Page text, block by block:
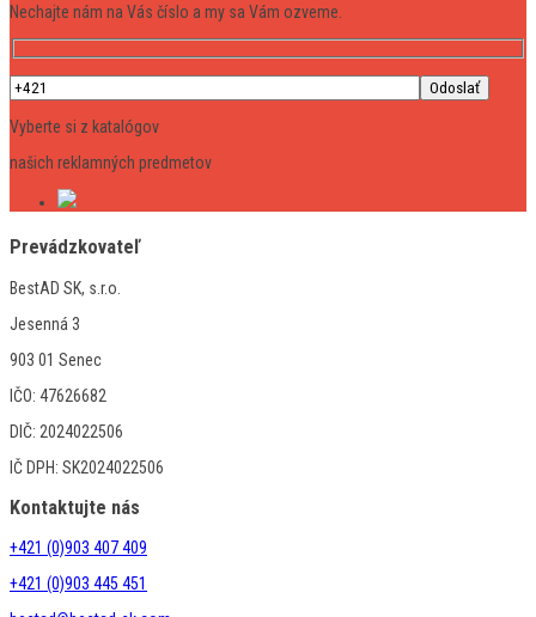
Nechajte nám na Vás číslo a my sa Vám ozveme.
Vyberte si z katalógov
našich reklamných predmetov
Prevádzkovateľ
BestAD SK, s.r.o.
Jesenná 3
903 01 Senec
IČO: 47626682
DIČ: 2024022506
IČ DPH: SK2024022506
Kontaktujte nás
+421 (0)903 407 409
+421 (0)903 445 451